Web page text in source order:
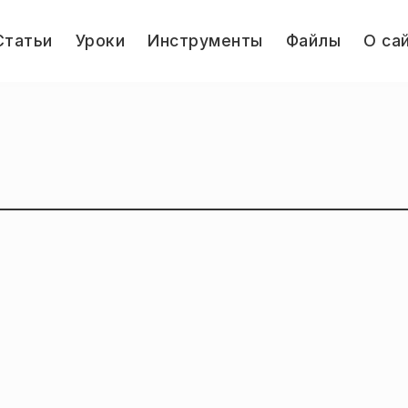
Уроки Инструменты Файлы О